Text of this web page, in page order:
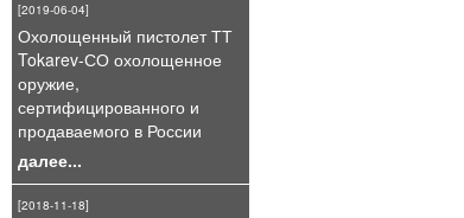
[2019-06-04]
Охолощенный пистолет ТТ
Tokarev-СО охолощенное
оружие,
сертифицированного и
продаваемого в России
далее...
[2018-11-18]